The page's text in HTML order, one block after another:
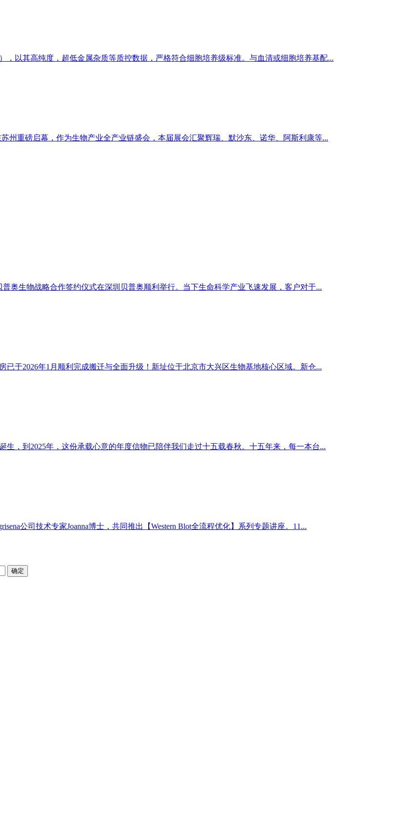
，以其高纯度，超低金属杂质等质控数据，严格符合细胞培养级标准。与血清或细胞培养基配...
州重磅启幕，作为生物产业全产业链盛会，本届展会汇聚辉瑞、默沙东、诺华、阿斯利康等...
奥生物战略合作签约仪式在深圳贝普奥顺利举行。当下生命科学产业飞速发展，客户对于...
于2026年1月顺利完成搬迁与全面升级！新址位于北京市大兴区生物基地核心区域。新仓...
生，到2025年，这份承载心意的年度信物已陪伴我们走过十五载春秋。十五年来，每一本台...
公司技术专家Joanna博士，共同推出【Western Blot全流程优化】系列专题讲座。11...